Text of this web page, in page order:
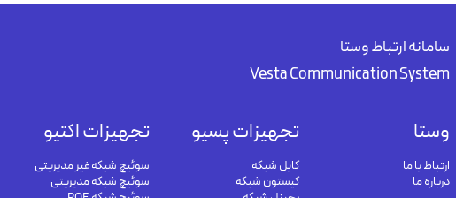
سامانه ارتباط وستا
Vesta Communication System
وستا
ارتباط با ما
درباره ما
تجهیزات پسیو
کابل شبکه
کیستون شبکه
تجهیزات اکتیو
سوئیچ شبکه غیر مدیریتی
سوئیچ شبکه مدیریتی